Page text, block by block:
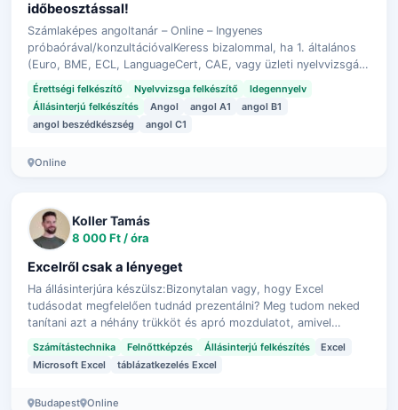
időbeosztással!
Számlaképes angoltanár – Online – Ingyenes
próbaórával/konzultációvalKeress bizalommal, ha 1. általános
(Euro, BME, ECL, LanguageCert, CAE, vagy üzleti nyelvvizsgára
(Gazdálkodó, Zöld út, EuroPro) ké…
Érettségi felkészítő Nyelvvizsga felkészítő
Idegennyelv
Állásinterjú felkészítés
Angol angol A1
angol B1
angol beszédkészség
angol C1
Online
Koller Tamás
8 000 Ft / óra
Excelről csak a lényeget
Ha állásinterjúra készülsz:Bizonytalan vagy, hogy Excel
tudásodat megfelelően tudnád prezentálni? Meg tudom neked
tanítani azt a néhány trükköt és apró mozdulatot, amivel
Számítástechnika Felnőttképzés Állásinterjú felkészítés
Excel
Microsoft Excel
táblázatkezelés Excel
Budapest Online